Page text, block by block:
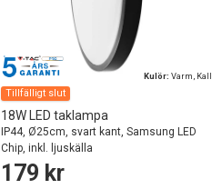
Kulör:Varm, Kall
Tillfälligt slut
18W LED taklampa
IP44, Ø25cm, svart kant, Samsung LED
Chip, inkl. ljuskälla
179 kr